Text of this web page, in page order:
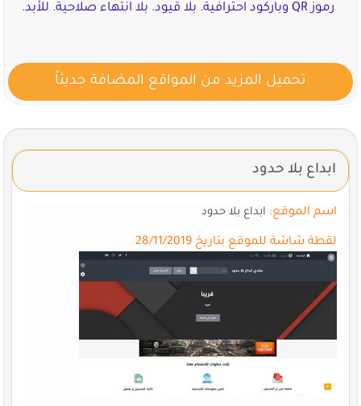
رموز QR وباركود احترافية. بلا قيود. بلا انتهاء صلاحية. للأبد.
تحميل المزيد من المواقع المضافة حديثاً
ابداع بلا حدود
اسم الموقع:ابداع بلا حدود
لقطة شاشة للموقع بتاريخ 28/11/2019